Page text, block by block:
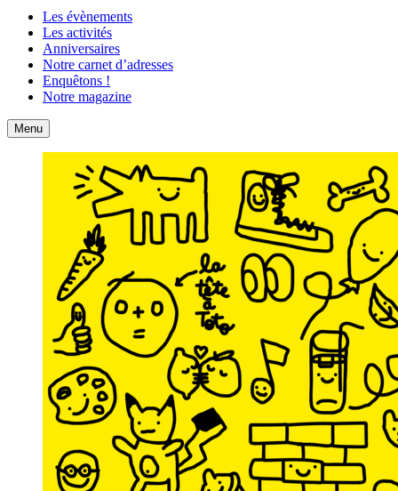
Les évènements
Les activités
Anniversaires
Notre carnet d’adresses
Enquêtons !
Notre magazine
Accueil
Menu Contact